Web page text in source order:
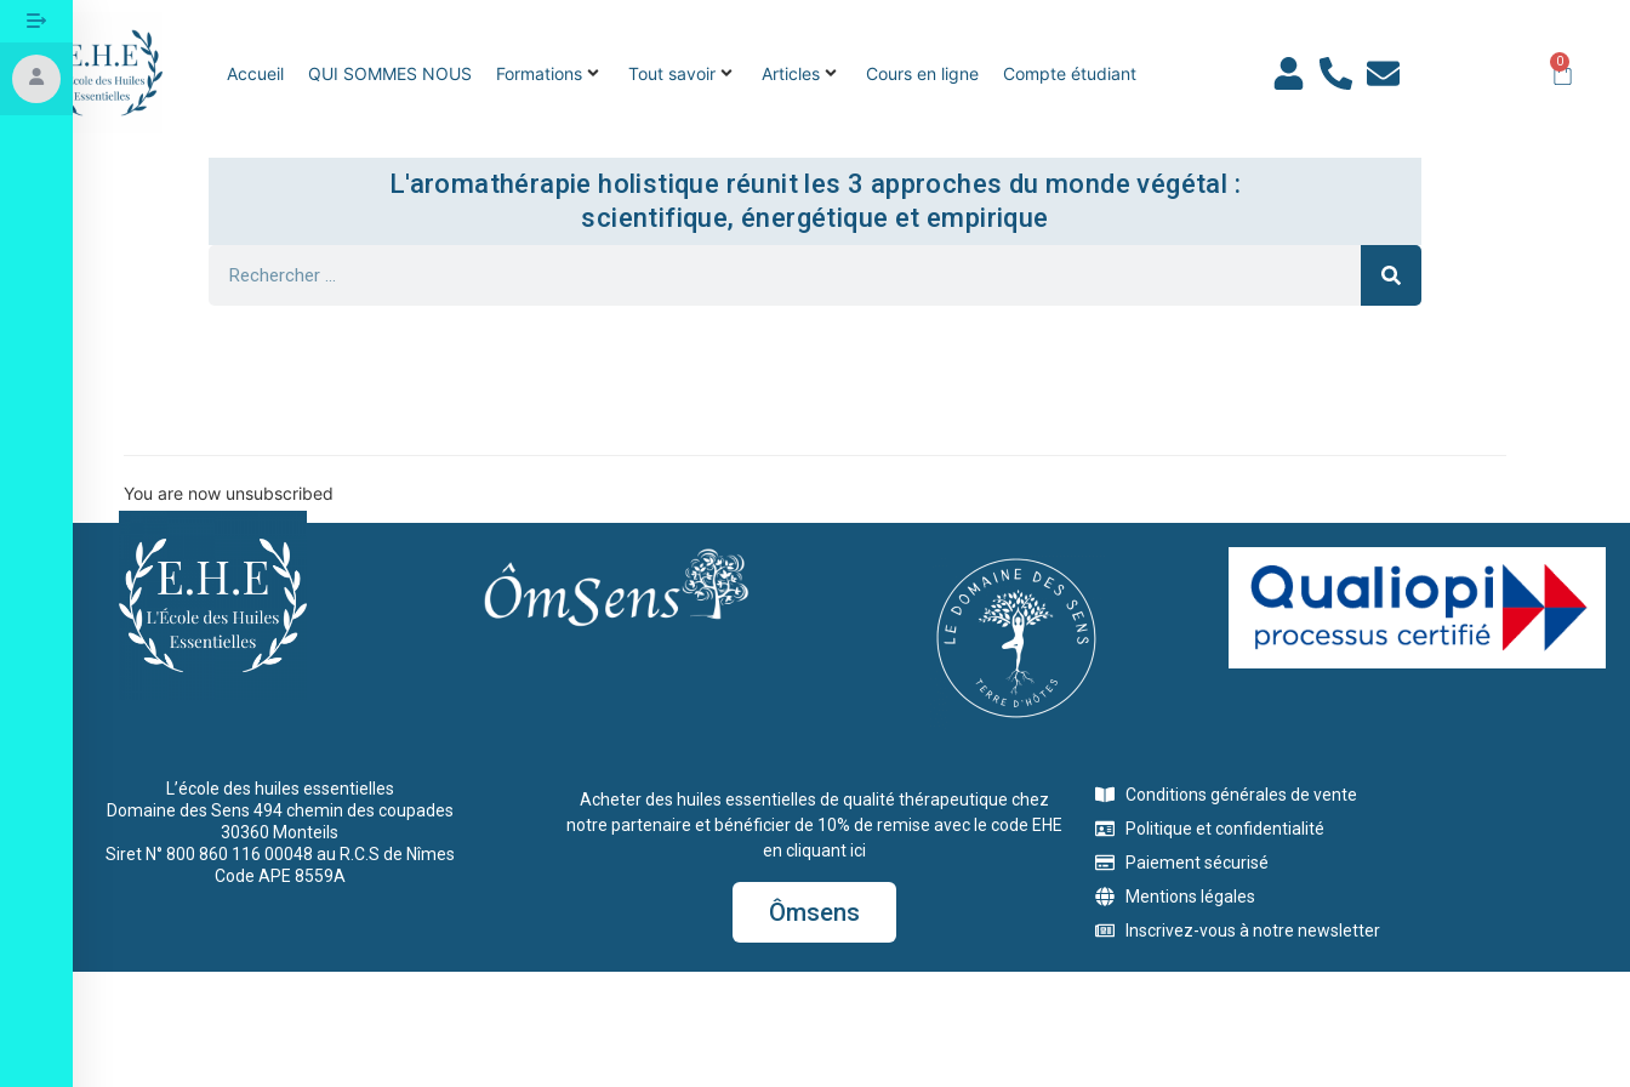
Accueil QUI SOMMES NOUS Formations Tout savoir Articles Cours en ligne Compte étudiant
0
L'aromathérapie holistique réunit les 3 approches du monde végétal :
scientifique, énergétique et empirique
You are now unsubscribed
L’école des huiles essentielles
Domaine des Sens 494 chemin des coupades
30360 Monteils
Siret N° 800 860 116 00048 au R.C.S de Nîmes
Code APE 8559A
Acheter des huiles essentielles de qualité thérapeutique chez
notre partenaire et bénéficier de 10% de remise avec le code EHE
en cliquant ici
Ômsens
Conditions générales de vente
Politique et confidentialité
Paiement sécurisé
Mentions légales
Inscrivez-vous à notre newsletter